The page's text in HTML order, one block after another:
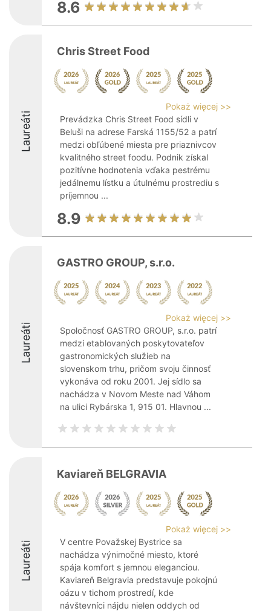
8.6
Laureáti
Chris Street Food
Pokaż więcej >>
Prevádzka Chris Street Food sídli v
Beluši na adrese Farská 1155/52 a patrí
medzi obľúbené miesta pre priaznivcov
kvalitného street foodu. Podnik získal
pozitívne hodnotenia vďaka pestrému
jedálnemu lístku a útulnému prostrediu s
príjemnou ...
8.9
Laureáti
GASTRO GROUP, s.r.o.
Pokaż więcej >>
Spoločnosť GASTRO GROUP, s.r.o. patrí
medzi etablovaných poskytovateľov
gastronomických služieb na
slovenskom trhu, pričom svoju činnosť
vykonáva od roku 2001. Jej sídlo sa
nachádza v Novom Meste nad Váhom
na ulici Rybárska 1, 915 01. Hlavnou ...
Laureáti
Kaviareň BELGRAVIA
Pokaż więcej >>
V centre Považskej Bystrice sa
nachádza výnimočné miesto, ktoré
spája komfort s jemnou eleganciou.
Kaviareň Belgravia predstavuje pokojnú
oázu v tichom prostredí, kde
návštevníci nájdu nielen oddych od